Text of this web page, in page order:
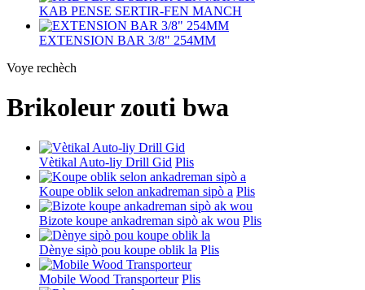
KAB PENSE SERTIR-FEN MANCH
EXTENSION BAR 3/8" 254MM
Voye rechèch
Brikoleur zouti bwa
Vètikal Auto-liy Drill Gid Plis
Koupe oblik selon ankadreman sipò a Plis
Bizote koupe ankadreman sipò ak wou Plis
Dènye sipò pou koupe oblik la Plis
Mobile Wood Transporteur Plis